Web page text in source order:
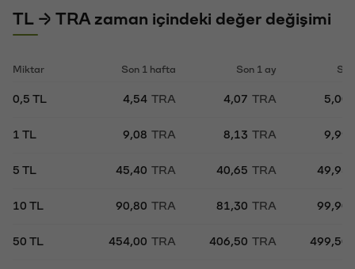
TL → TRA zaman içindeki değer değişimi
Miktar Son 1 hafta Son 1 ay
0,5 TL 4,54 TRA 4,07 TRA 5,00
1 TL 9,08 TRA 8,13 TRA 9,99
5 TL 45,40 TRA 40,65 TRA 49,95
10 TL 90,80 TRA 81,30 TRA 99,90
50 TL 454,00 TRA 406,50 TRA 499,50